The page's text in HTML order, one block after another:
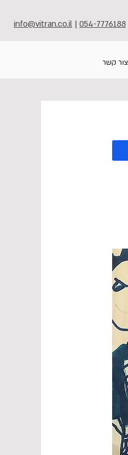
info@vitran.co.il | 054-7776188
צור קשר